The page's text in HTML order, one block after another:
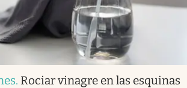
. Rociar vinagre en las esquinas